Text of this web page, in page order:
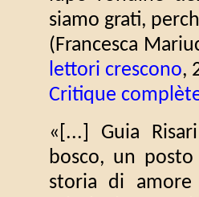
siamo grati,
(Francesca
lettori crescono,
Critique
«[...] Guia
bosco, un
storia di amore